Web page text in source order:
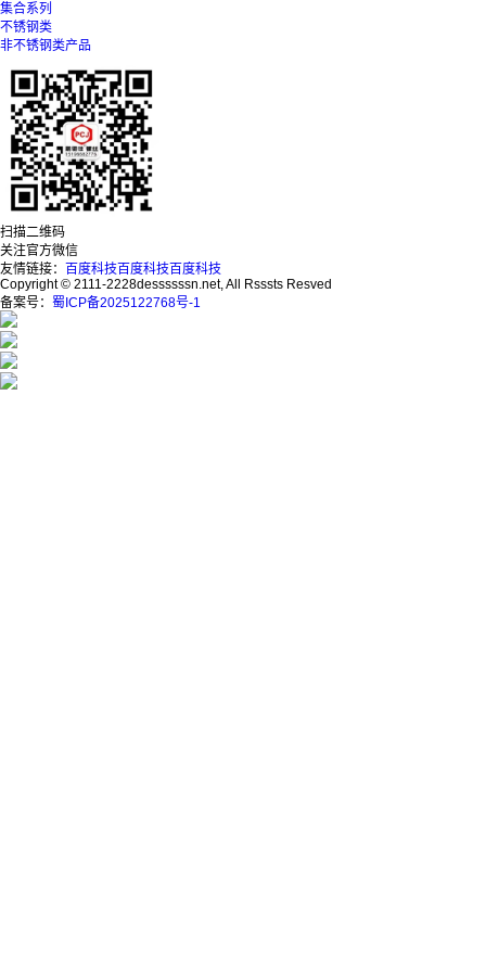
集合系列
不锈钢类
非不锈钢类产品
扫描二维码
关注官方微信
友情链接：
百度科技百度科技百度科技
Copyright © 2111-2228dessssssn.net, All Rsssts Resved
备案号： 蜀ICP备2025122768号-1